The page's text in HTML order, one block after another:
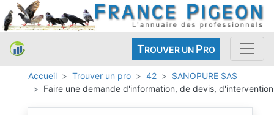
TROUVER UN PRO
Accueil Trouver un pro 42
SANOPURE SAS
Faire une demande d'information, de devis, d'intervention